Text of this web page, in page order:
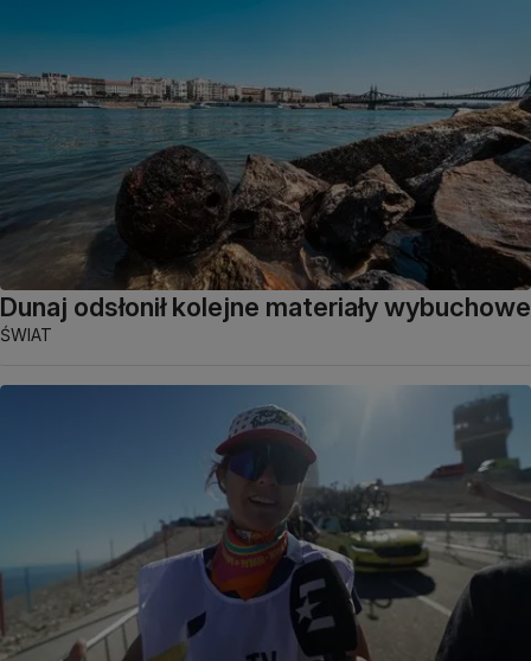
Dunaj odsłonił kolejne materiały wybuchowe
ŚWIAT